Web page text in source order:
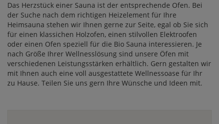
Das Herzstück einer Sauna ist der entsprechende Ofen. Bei
der Suche nach dem richtigen Heizelement für Ihre
Heimsauna stehen wir Ihnen gerne zur Seite, egal ob Sie sich
für einen klassichen Holzofen, einen stilvollen Elektroofen
oder einen Ofen speziell für die Bio Sauna interessieren. Je
nach Größe Ihrer Wellnesslösung sind unsere Öfen mit
verschiedenen Leistungsstärken erhältlich. Gern gestalten wir
mit Ihnen auch eine voll ausgestattete Wellnessoase für Ihr
zu Hause. Teilen Sie uns gern Ihre Wünsche und Ideen mit.